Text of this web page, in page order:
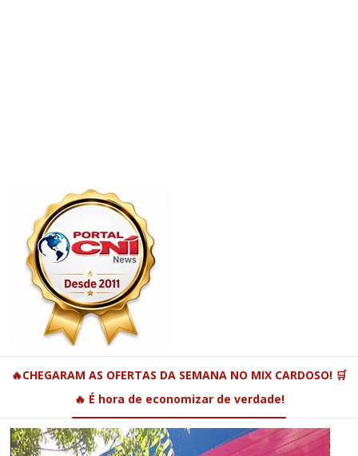
🔥CHEGARAM AS OFERTAS DA SEMANA NO MIX CARDOSO! 🛒
🔥 É hora de economizar de verdade!